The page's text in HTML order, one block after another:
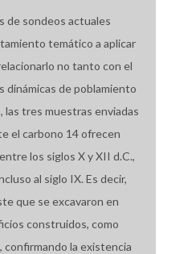
de sondeos actuales
temático a aplicar
no tanto con el
dinámicas de poblamiento
las tres muestras enviadas
el carbono 14 ofrecen
los siglos X y XII d.C.,
al siglo IX. Es decir,
que se excavaron en
construidos, como
confirmando la existencia